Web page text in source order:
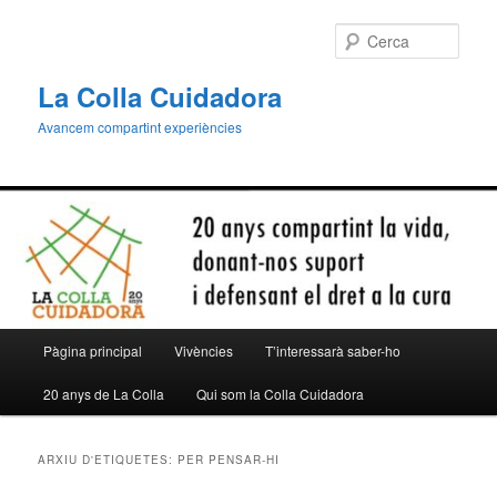
La Colla Cuidadora
Avancem compartint experiències
principal
Pàgina principal Vivències T’interessarà saber-ho
20 anys de La Colla Qui som la Colla Cuidadora
ARXIU D'ETIQUETES: PER PENSAR-HI